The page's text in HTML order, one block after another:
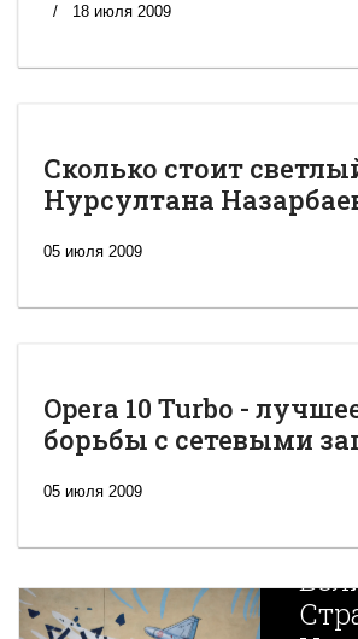
18 июля 2009
Сколько стоит
Нурсултана
05 июля 2009
Opera 10 Turbo -
борьбы с сетевыми
05 июля 2009